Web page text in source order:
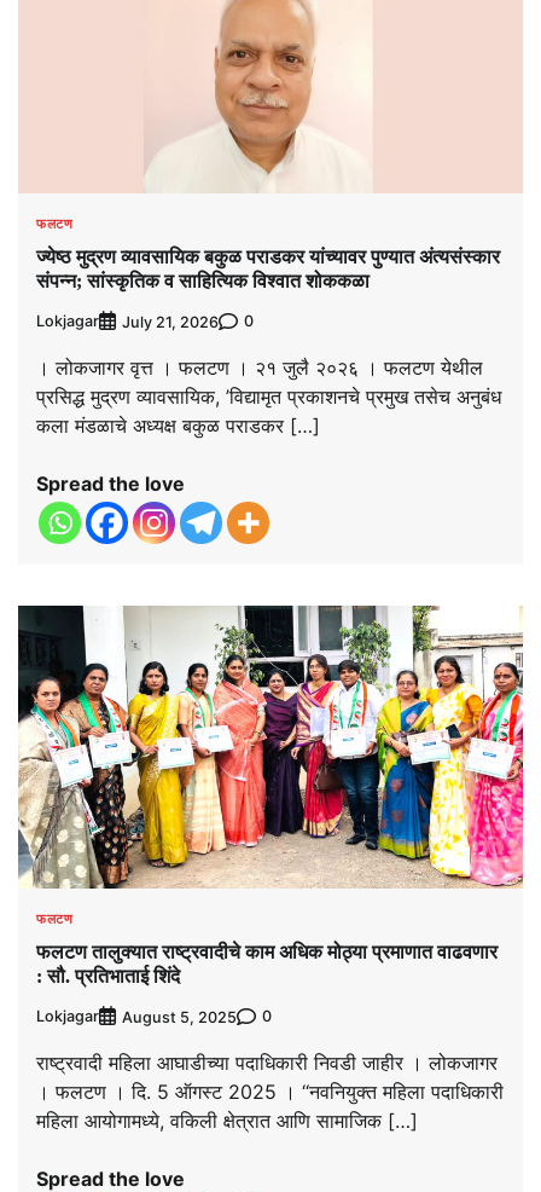
फलटण
ज्येष्ठ मुद्रण व्यावसायिक बकुळ पराडकर यांच्यावर पुण्यात अंत्यसंस्कार
संपन्न; सांस्कृतिक व साहित्यिक विश्‍वात शोककळा
Lokjagar July 21, 2026 0
। लोकजागर वृत्त । फलटण । २१ जुलै २०२६ । फलटण येथील
प्रसिद्ध मुद्रण व्यावसायिक, ’विद्यामृत प्रकाशनचे प्रमुख तसेच अनुबंध
कला मंडळाचे अध्यक्ष बकुळ पराडकर […]
Spread the love
फलटण
फलटण तालुक्यात राष्ट्रवादीचे काम अधिक मोठ्या प्रमाणात वाढवणार
: सौ. प्रतिभाताई शिंदे
Lokjagar August 5, 2025 0
राष्ट्रवादी महिला आघाडीच्या पदाधिकारी निवडी जाहीर । लोकजागर
। फलटण । दि. 5 ऑगस्ट 2025 । ‘‘नवनियुक्त महिला पदाधिकारी
महिला आयोगामध्ये, वकिली क्षेत्रात आणि सामाजिक […]
Spread the love